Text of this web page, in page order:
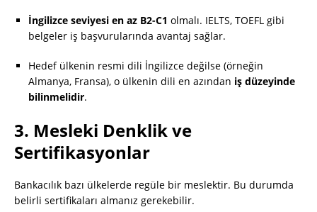
İngilizce seviyesi en az B2-C1 olmalı. IELTS, TOEFL gibi
belgeler iş başvurularında avantaj sağlar.
Hedef ülkenin resmi dili İngilizce değilse (örneğin
Almanya, Fransa), o ülkenin dili en azından iş düzeyinde
bilinmelidir.
3. Mesleki Denklik ve
Sertifikasyonlar
Bankacılık bazı ülkelerde regüle bir meslektir. Bu durumda
belirli sertifikaları almanız gerekebilir.